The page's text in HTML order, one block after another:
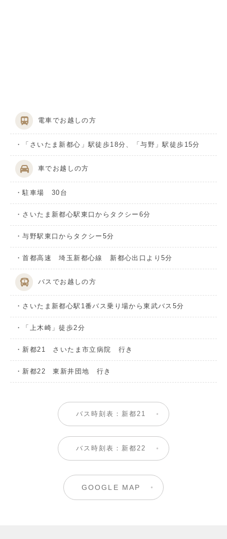
電車でお越しの方
・「さいたま新都心」駅徒歩18分、「与野」駅徒歩15分
車でお越しの方
・駐車場 30台
・さいたま新都心駅東口からタクシー6分
・与野駅東口からタクシー5分
・首都高速 埼玉新都心線 新都心出口より5分
バスでお越しの方
・さいたま新都心駅1番バス乗り場から東武バス5分
・「上木崎」徒歩2分
・新都21 さいたま市立病院 行き
・新都22 東新井団地 行き
バス時刻表：新都21
バス時刻表：新都22
GOOGLE MAP